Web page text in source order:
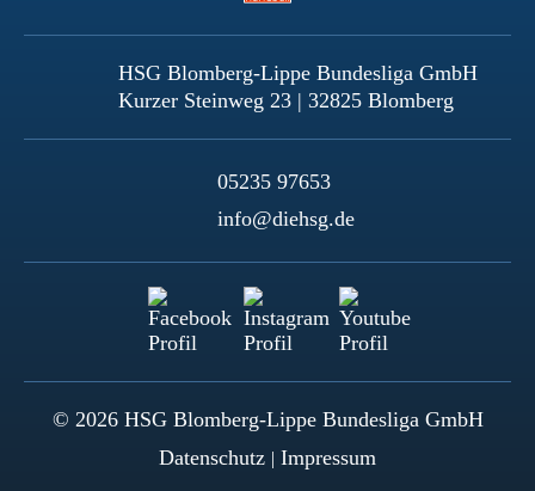
HSG Blomberg-Lippe Bundesliga GmbH
Kurzer Steinweg 23 | 32825 Blomberg
05235 97653
info@diehsg.de
© 2026 HSG Blomberg-Lippe Bundesliga GmbH
Datenschutz
Impressum